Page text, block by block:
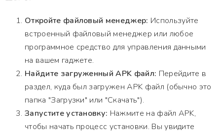
Откройте файловый менеджер: Используйте
встроенный файловый менеджер или любое
программное средство для управления данными
на вашем гаджете.
Найдите загруженный APK файл: Перейдите в
раздел, куда был загружен APK файл (обычно это
папка "Загрузки" или "Скачать").
Запустите установку: Нажмите на файл APK,
чтобы начать процесс установки. Вы увидите